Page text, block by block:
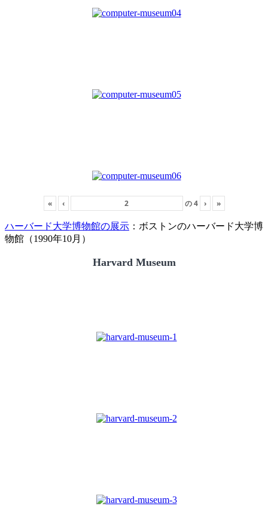
« ‹ の4 › »
ハーバード大学博物館の展示 ：ボストンのハーバード大学博
物館（1990年10月）
Harvard Museum